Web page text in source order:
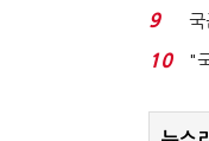
9
국
10
"